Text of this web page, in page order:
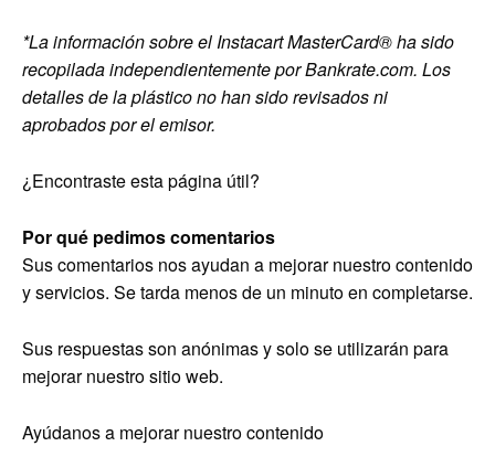
*La información sobre el Instacart MasterCard® ha sido
recopilada independientemente por Bankrate.com. Los
detalles de la plástico no han sido revisados ​​ni
aprobados por el emisor.
¿Encontraste esta página útil?
Por qué pedimos comentarios
Sus comentarios nos ayudan a mejorar nuestro contenido
y servicios. Se tarda menos de un minuto en completarse.
Sus respuestas son anónimas y solo se utilizarán para
mejorar nuestro sitio web.
Ayúdanos a mejorar nuestro contenido